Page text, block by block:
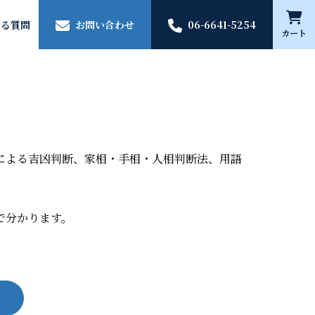
質問 お問い合わせ 06-6641-5254
カート
る吉凶判断、家相・手相・人相判断法、用語
かります。